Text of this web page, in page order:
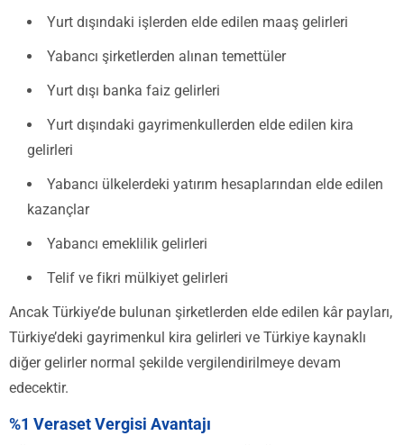
Yurt dışındaki işlerden elde edilen maaş gelirleri
Yabancı şirketlerden alınan temettüler
Yurt dışı banka faiz gelirleri
Yurt dışındaki gayrimenkullerden elde edilen kira
gelirleri
Yabancı ülkelerdeki yatırım hesaplarından elde edilen
kazançlar
Yabancı emeklilik gelirleri
Telif ve fikri mülkiyet gelirleri
Ancak Türkiye’de bulunan şirketlerden elde edilen kâr payları,
Türkiye’deki gayrimenkul kira gelirleri ve Türkiye kaynaklı
diğer gelirler normal şekilde vergilendirilmeye devam
edecektir.
%1 Veraset Vergisi Avantajı